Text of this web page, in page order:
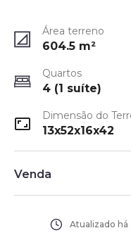
Área terreno
604.5 m²
Quartos
4 (1 suíte)
Dimensão do
13x52x16x42
Venda
Atualizado há